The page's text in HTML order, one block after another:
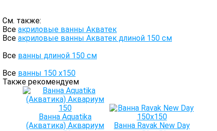
См. также:
Все акриловые ванны Акватек
Все акриловые ванны Акватек длиной 150 см
Все ванны длиной 150 см
Все ванны 150 х150
Также рекомендуем
Ванна Aquatika
(Акватика) Аквариум
Ванна Ravak New Day